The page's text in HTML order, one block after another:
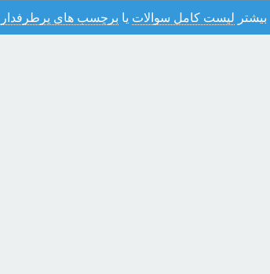
لیست کامل سوالات یا برچسب های پرطرفدار